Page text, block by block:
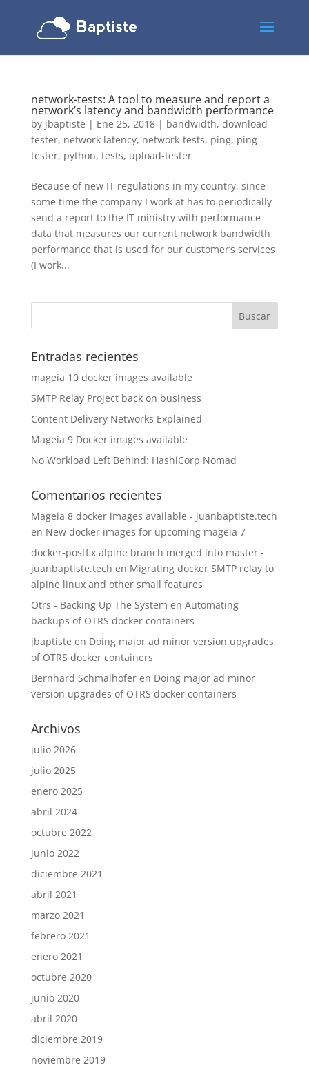
network-tests: A tool to measure and report a
network’s latency and bandwidth performance
by jbaptiste | Ene 25, 2018| bandwidth, download-
tester, network latency, network-tests, ping, ping-
tester, python, tests, upload-tester
Because of new IT regulations in my country, since
some time the company I work at has to periodically
send a report to the IT ministry with performance
data that measures our current network bandwidth
performance that is used for our customer’s services
(I work...
Entradas recientes
mageia 10 docker images available
SMTP Relay Project back on business
Content Delivery Networks Explained
Mageia 9 Docker images available
No Workload Left Behind: HashiCorp Nomad
Comentarios recientes
Mageia 8 docker images available - juanbaptiste.tech
en New docker images for upcoming mageia 7
docker-postfix alpine branch merged into master -
juanbaptiste.tech en Migrating docker SMTP relay to
alpine linux and other small features
Otrs - Backing Up The System en Automating
backups of OTRS docker containers
jbaptiste en Doing major ad minor version upgrades
of OTRS docker containers
Bernhard Schmalhoferen Doing major ad minor
version upgrades of OTRS docker containers
Archivos
julio 2026
julio 2025
enero 2025
abril 2024
octubre 2022
junio 2022
diciembre 2021
abril 2021
marzo 2021
febrero 2021
enero 2021
octubre 2020
junio 2020
abril 2020
diciembre 2019
noviembre 2019